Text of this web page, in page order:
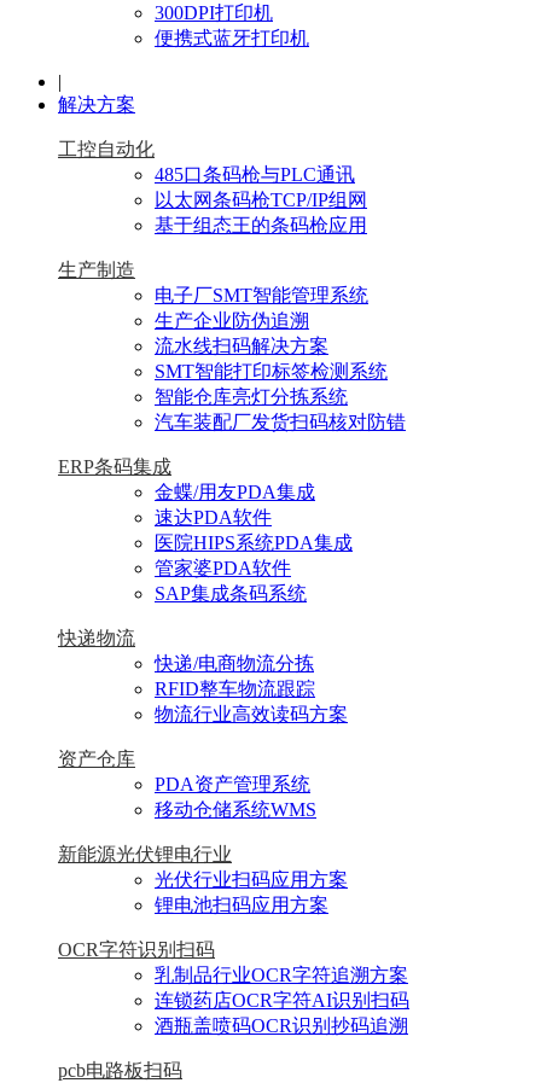
300DPI打印机
便携式蓝牙打印机
|
解决方案
工控自动化
485口条码枪与PLC通讯
以太网条码枪TCP/IP组网
基于组态王的条码枪应用
生产制造
电子厂SMT智能管理系统
生产企业防伪追溯
流水线扫码解决方案
SMT智能打印标签检测系统
智能仓库亮灯分拣系统
汽车装配厂发货扫码核对防错
ERP条码集成
金蝶/用友PDA集成
速达PDA软件
医院HIPS系统PDA集成
管家婆PDA软件
SAP集成条码系统
快递物流
快递/电商物流分拣
RFID整车物流跟踪
物流行业高效读码方案
资产仓库
PDA资产管理系统
移动仓储系统WMS
新能源光伏锂电行业
光伏行业扫码应用方案
锂电池扫码应用方案
OCR字符识别扫码
乳制品行业OCR字符追溯方案
连锁药店OCR字符AI识别扫码
酒瓶盖喷码OCR识别抄码追溯
pcb电路板扫码